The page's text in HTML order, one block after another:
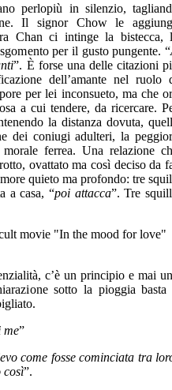
perlopiù in silenzio,
Il signor Chow le
Chan ci intinge la bistecca,
per il gusto pungente. “
”. È forse una delle citazioni
dell’amante nel ruolo
per lei inconsueto, ma che
a cui tendere, da ricercare.
la distanza dovuta,
dei coniugi adulteri, la
ferrea. Una relazione
ovattato ma così deciso da
quieto ma profondo: tre
a casa, “poi attacca”. Tre
c’è un principio e mai
sotto la pioggia basta
me”
come fosse cominciata tra
così”.